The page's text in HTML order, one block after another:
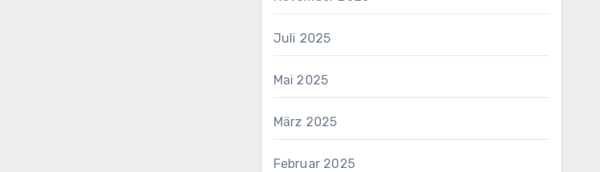
Juli 2025
Mai 2025
März 2025
Februar 2025